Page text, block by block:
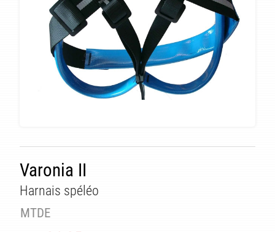
Varonia II
Harnais spéléo
MTDE